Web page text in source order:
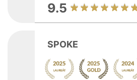
9.5
SPOKE